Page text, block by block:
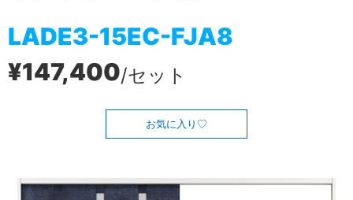
LADE3-15EC-FJA8
¥147,400/セット
お気に入り